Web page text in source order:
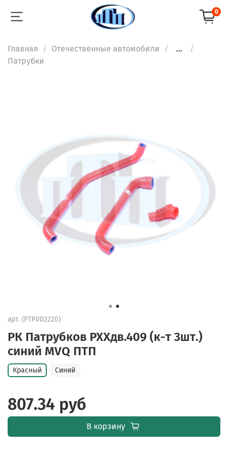
0
Главная Отечественные автомобили
...
Патрубки
арт. (PTP002220)
РК Патрубков РХХдв.409 (к-т 3шт.)
синий MVQ ПТП
Красный Синий
807.34 руб
В корзину